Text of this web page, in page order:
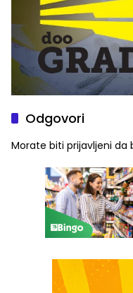
Odgovori
Morate biti prijavljeni da